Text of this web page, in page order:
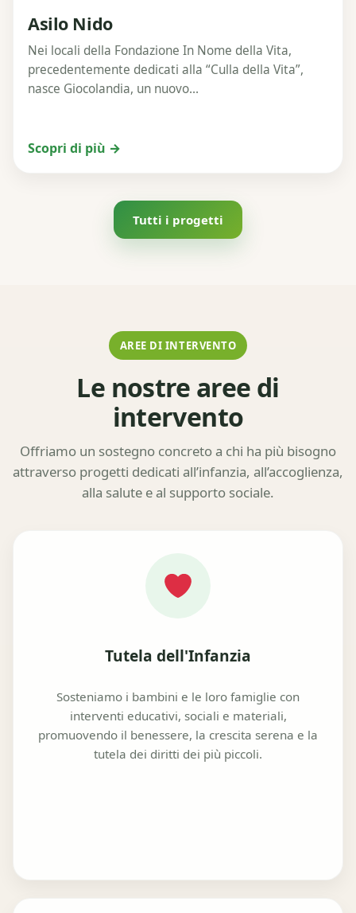
Asilo Nido
Nei locali della Fondazione In Nome della Vita,
precedentemente dedicati alla “Culla della Vita”,
nasce Giocolandia, un nuovo...
Scopri di più →
Tutti i progetti
AREE DI INTERVENTO
Le nostre aree di
intervento
Offriamo un sostegno concreto a chi ha più bisogno
attraverso progetti dedicati all’infanzia, all’accoglienza,
alla salute e al supporto sociale.
Tutela dell'Infanzia
Sosteniamo i bambini e le loro famiglie con
interventi educativi, sociali e materiali,
promuovendo il benessere, la crescita serena e la
tutela dei diritti dei più piccoli.